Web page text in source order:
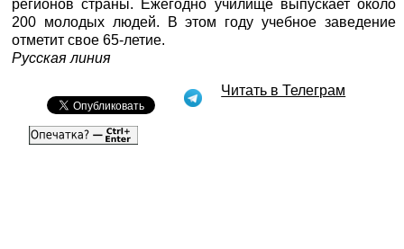
регионов страны. Ежегодно училище выпускает около
200 молодых людей. В этом году учебное заведение
отметит свое 65-летие.
Русская линия
Читать в Телеграм